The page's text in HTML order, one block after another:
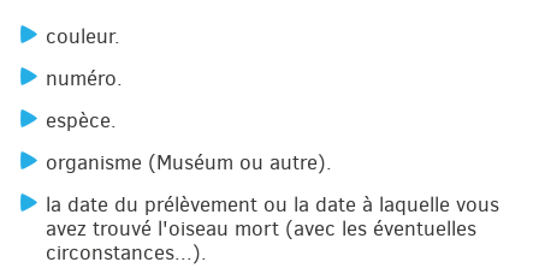
couleur.
numéro.
espèce.
organisme (Muséum ou autre).
la date du prélèvement ou la date à laquelle vous
avez trouvé l'oiseau mort (avec les éventuelles
circonstances...).